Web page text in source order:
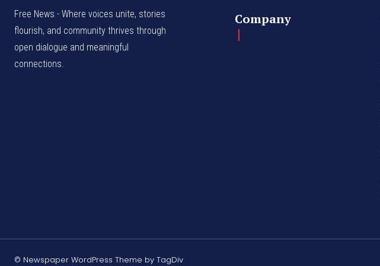
Free News - Where voices unite, stories
flourish, and community thrives through
open dialogue and meaningful
connections.
Company
© Newspaper WordPress Theme by TagDiv